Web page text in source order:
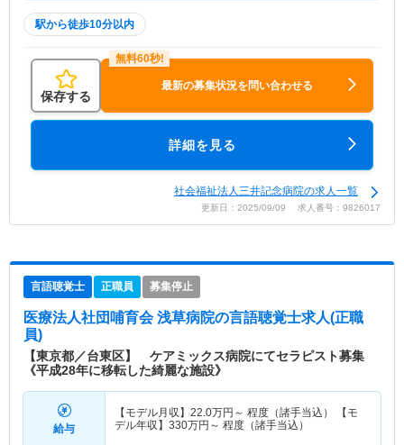
駅から徒歩10分以内
保存する
最新の募集状況を問い合わせる
詳細を見る
社会福祉法人三井記念病院の求人一覧
更新日：2025/09/09 求人番号：9826017
言語聴覚士 正職員 募集停止
医療法人社団哺育会 浅草病院の言語聴覚士求人(正職
員)
【東京都／台東区】 ケアミックス病院にてセラピスト募集
《平成28年に移転した綺麗な施設》
給与
【モデル月収】 22.0万円～ 程度（諸手当込） 【モ
デル年収】 330万円～ 程度（諸手当込）